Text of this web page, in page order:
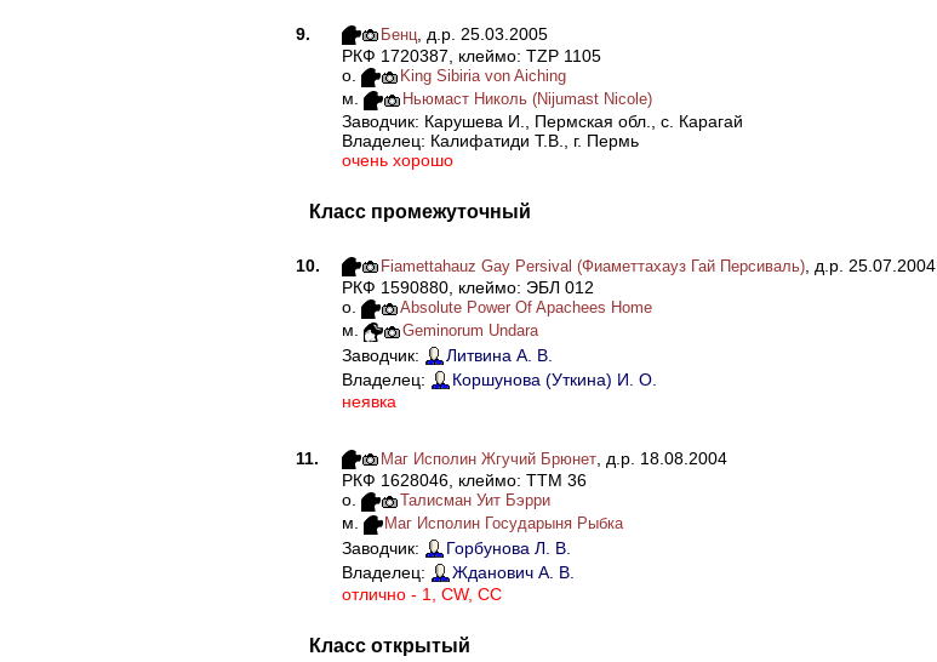
9. Бенц, д.р. 25.03.2005
РКФ 1720387, клеймо: TZP 1105
о.
King Sibiria von Aiching
м. Ньюмаст Николь (Nijumast Nicole)
Заводчик: Карушева И., Пермская обл., с. Карагай
Владелец: Калифатиди Т.В., г. Пермь
очень хорошо
Класс промежуточный
10. Fiamettahauz Gay Persival (Фиаметтахауз Гай Персиваль), д.р. 25.07.2004
РКФ 1590880, клеймо: ЭБЛ 012
о.
Absolute Power Of Apachees Home
м. Geminorum Undara
Заводчик:
Литвина А. В.
Владелец:
Коршунова (Уткина) И. О.
неявка
11. Маг Исполин Жгучий Брюнет, д.р. 18.08.2004
РКФ 1628046, клеймо: ТТМ 36
о.
Талисман Уит Бэрри
м. Маг Исполин Государыня Рыбка
Заводчик:
Горбунова Л. В.
Владелец:
Жданович А. В.
отлично - 1, CW, СС
Класс открытый